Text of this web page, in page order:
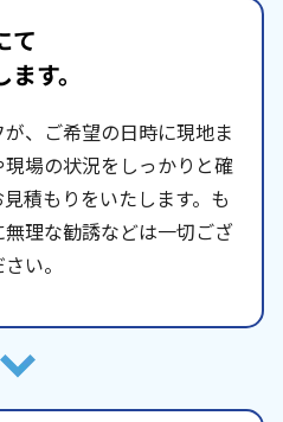
て
す。
、ご希望の日時に現地ま
場の状況をしっかりと確
積もりをいたします。も
理な勧誘などは一切ござ
い。